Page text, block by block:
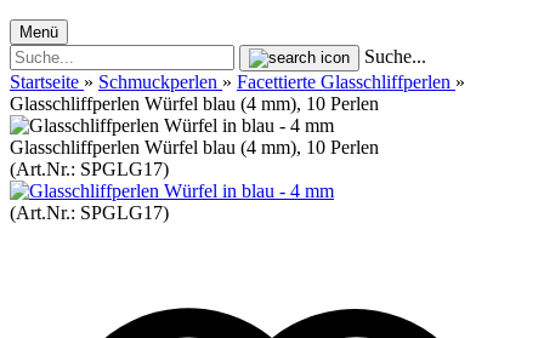
Menü
Suche...
Startseite » Schmuckperlen » Facettierte Glasschliffperlen »
Glasschliffperlen Würfel blau (4 mm), 10 Perlen
Glasschliffperlen Würfel blau (4 mm), 10 Perlen
(Art.Nr.: SPGLG17)
(Art.Nr.: SPGLG17)